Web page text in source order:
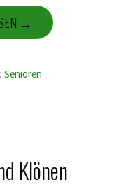
→
Senioren
Klönen